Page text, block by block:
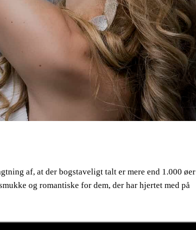
af, at der bogstaveligt talt er mere end 1.000 øer
og romantiske for dem, der har hjertet med på